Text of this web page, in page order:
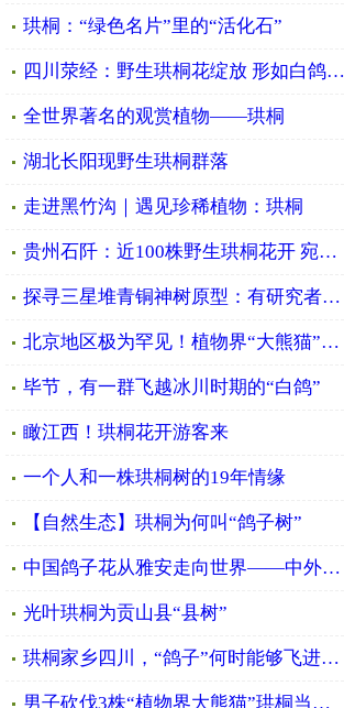
珙桐：“绿色名片”里的“活化石”
四川荥经：野生珙桐花绽放 形如白鸽“飞舞”林间
全世界著名的观赏植物——珙桐
湖北长阳现野生珙桐群落
走进黑竹沟｜遇见珍稀植物：珙桐
贵州石阡：近100株野生珙桐花开 宛如成群白鸽栖息在林间
探寻三星堆青铜神树原型：有研究者认为或是珙桐 专家齐聚四川什邡进行学术交流
北京地区极为罕见！植物界“大熊猫”珙桐花开国家植物园
毕节，有一群飞越冰川时期的“白鸽”
瞰江西！珙桐花开游客来
一个人和一株珙桐树的19年情缘
【自然生态】珙桐为何叫“鸽子树”
中国鸽子花从雅安走向世界——中外学者在雅安与珙桐的不解之缘
光叶珙桐为贡山县“县树”
珙桐家乡四川，“鸽子”何时能够飞进城？
男子砍伐3株“植物界大熊猫”珙桐当柴火，犯危害国家重点保护植物罪被判二缓三